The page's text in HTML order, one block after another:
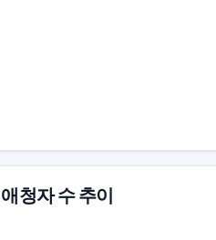
애청자 수 추이